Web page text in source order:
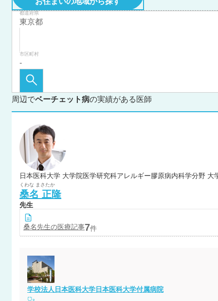
都道府県
市区町村
周辺でベーチェット病の実績がある医師
日本医科大学 大学院医学研究科アレルギー膠原病内科学分野
くわな まさたか
桑名 正隆
先生
桑名先生の医療記事7件
学校法人日本医科大学日本医科大学付属病院